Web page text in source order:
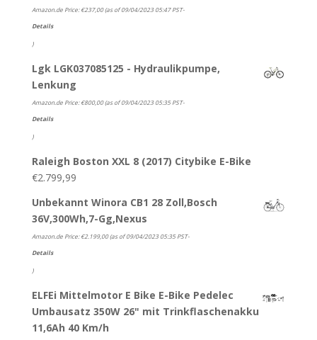
Amazon.de Price:€237,00(as of 09/04/2023 05:47 PST-
Details
)
Lgk LGK037085125 - Hydraulikpumpe,
Lenkung
Amazon.de Price:€800,00(as of 09/04/2023 05:35 PST-
Details
)
Raleigh Boston XXL 8 (2017) Citybike E-Bike
€2.799,99
Unbekannt Winora CB1 28 Zoll,Bosch
36V,300Wh,7-Gg,Nexus
Amazon.de Price:€2.199,00(as of 09/04/2023 05:35 PST-
Details
)
ELFEi Mittelmotor E Bike E-Bike Pedelec
Umbausatz 350W 26" mit Trinkflaschenakku
11,6Ah 40 Km/h